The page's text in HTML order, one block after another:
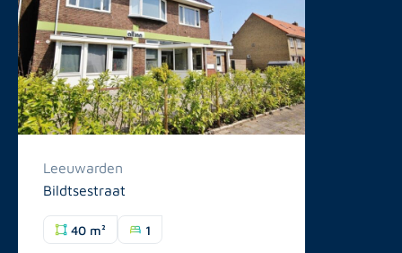
Leeuwarden
Bildtsestraat
40 m² 1